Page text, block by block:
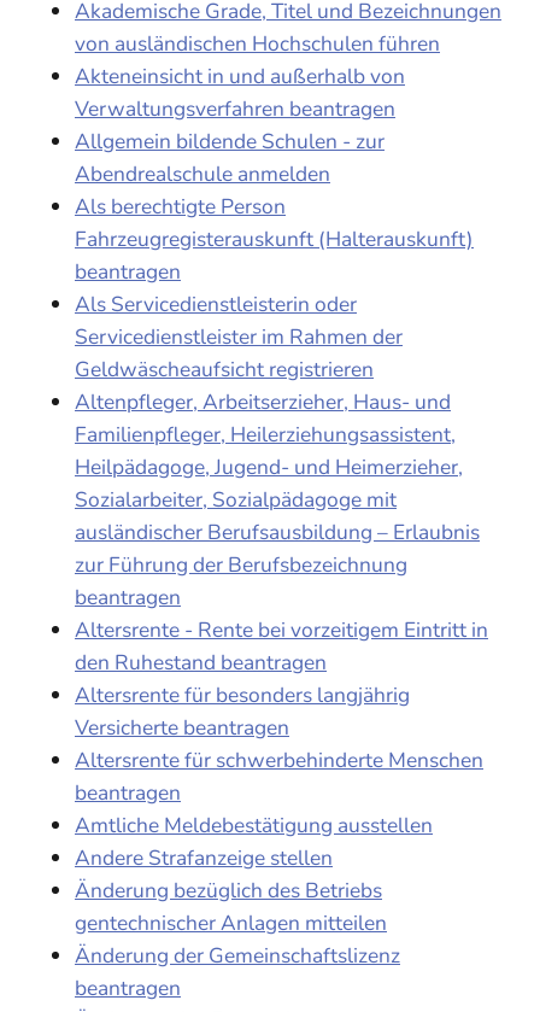
Akademische Grade, Titel und Bezeichnungen
von ausländischen Hochschulen führen
Akteneinsicht in und außerhalb von
Verwaltungsverfahren beantragen
Allgemein bildende Schulen - zur
Abendrealschule anmelden
Als berechtigte Person
Fahrzeugregisterauskunft (Halterauskunft)
beantragen
Als Servicedienstleisterin oder
Servicedienstleister im Rahmen der
Geldwäscheaufsicht registrieren
Altenpfleger, Arbeitserzieher, Haus- und
Familienpfleger, Heilerziehungsassistent,
Heilpädagoge, Jugend- und Heimerzieher,
Sozialarbeiter, Sozialpädagoge mit
ausländischer Berufsausbildung – Erlaubnis
zur Führung der Berufsbezeichnung
beantragen
Altersrente - Rente bei vorzeitigem Eintritt in
den Ruhestand beantragen
Altersrente für besonders langjährig
Versicherte beantragen
Altersrente für schwerbehinderte Menschen
beantragen
Amtliche Meldebestätigung ausstellen
Andere Strafanzeige stellen
Änderung bezüglich des Betriebs
gentechnischer Anlagen mitteilen
Änderung der Gemeinschaftslizenz
beantragen